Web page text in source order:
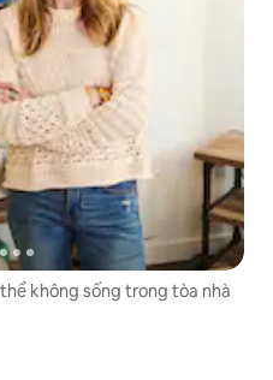
không sống trong tòa nhà